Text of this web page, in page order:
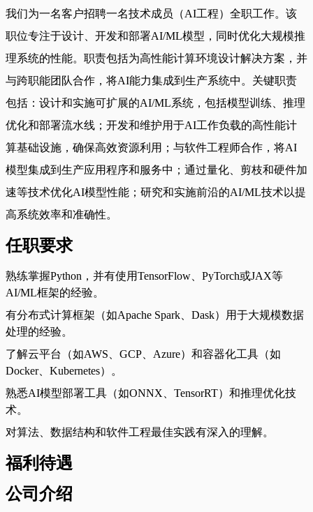
我们为一名客户招聘一名技术成员（AI工程）全职工作。该
职位专注于设计、开发和部署AI/ML模型，同时优化大规模推
理系统的性能。职责包括为高性能计算环境设计解决方案，并
与跨职能团队合作，将AI能力集成到生产系统中。关键职责
包括：设计和实施可扩展的AI/ML系统，包括模型训练、推理
优化和部署流水线；开发和维护用于AI工作负载的高性能计
算基础设施，确保高效资源利用；与软件工程师合作，将AI
模型集成到生产应用程序和服务中；通过量化、剪枝和硬件加
速等技术优化AI模型性能；研究和实施前沿的AI/ML技术以提
高系统效率和准确性。
任职要求
熟练掌握Python，并有使用TensorFlow、PyTorch或JAX等
AI/ML框架的经验。
有分布式计算框架（如Apache Spark、Dask）用于大规模数据
处理的经验。
了解云平台（如AWS、GCP、Azure）和容器化工具（如
Docker、Kubernetes）。
熟悉AI模型部署工具（如ONNX、TensorRT）和推理优化技
术。
对算法、数据结构和软件工程最佳实践有深入的理解。
福利待遇
公司介绍